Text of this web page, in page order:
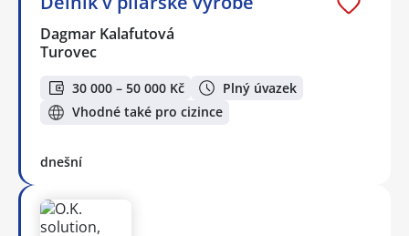
Dagmar Kalafutová
Turovec
30 000 – 50 000 Kč
Plný úvazek
Vhodné také pro cizince
dnešní